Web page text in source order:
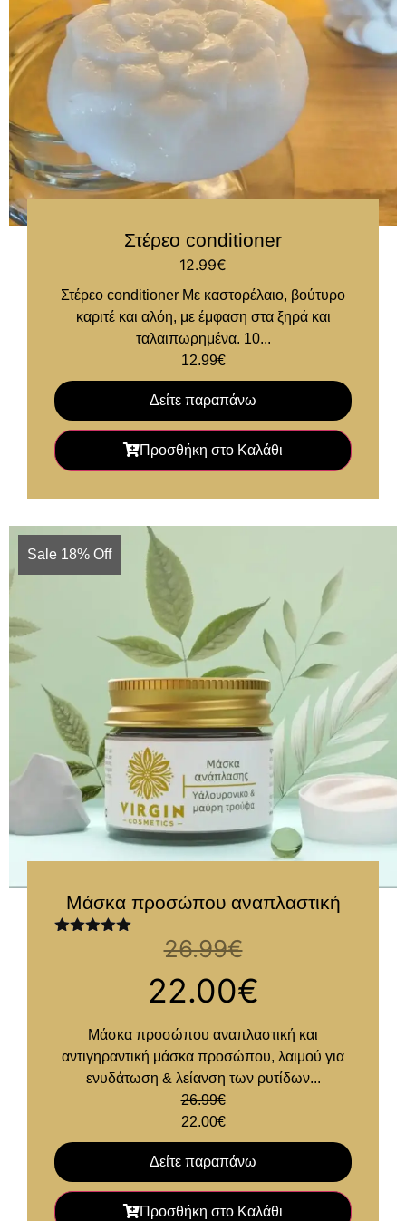
Στέρεο conditioner
12.99€
Στέρεο conditioner Με καστορέλαιο, βούτυρο
καριτέ και αλόη, με έμφαση στα ξηρά και
ταλαιπωρημένα. 10...
12.99€
Δείτε παραπάνω
Προσθήκη στο Καλάθι
Sale 18% Off
Μάσκα προσώπου αναπλαστική
26.99€
22.00€
Μάσκα προσώπου αναπλαστική και
αντιγηραντική μάσκα προσώπου, λαιμού για
ενυδάτωση & λείανση των ρυτίδων...
26.99€
22.00€
Δείτε παραπάνω
Προσθήκη στο Καλάθι